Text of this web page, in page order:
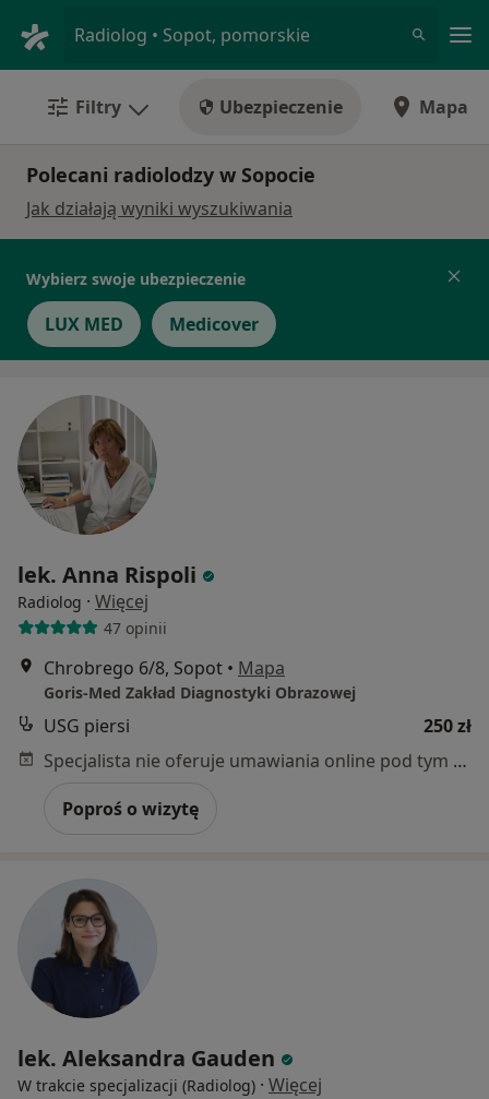
Radiolog • Sopot, pomorskie
Filtry Ubezpieczenie Mapa
Polecani radiolodzy w Sopocie
Jak działają wyniki wyszukiwania
Wybierz swoje ubezpieczenie
LUX MED Medicover
lek. Anna Rispoli
Radiolog · Więcej
47 opinii
Chrobrego 6/8, Sopot • Mapa
Goris-Med Zakład Diagnostyki Obrazowej
USG piersi
250 zł
Specjalista nie oferuje umawiania online pod tym adresem.
Poproś o wizytę
lek. Aleksandra Gauden
W trakcie specjalizacji (Radiolog) · Więcej